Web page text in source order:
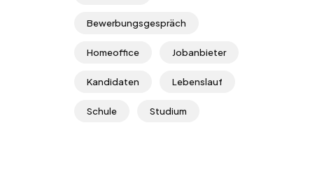
Bewerbungsgespräch
Homeoffice Jobanbieter
Kandidaten Lebenslauf
Schule Studium